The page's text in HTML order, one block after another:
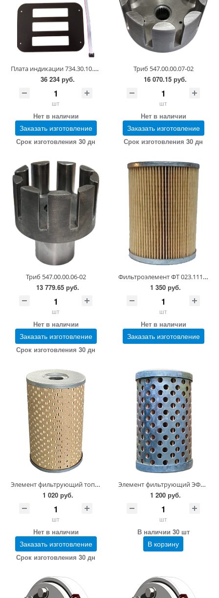
Плата индикации 734.30.10.00-04 (в сборе; в упаковке)
36 234 руб.
шт
Нет в наличии
Заказать изготовление
Срок изготовления 30 дн
Триб 547.00.00.07-02
16 070.15 руб.
шт
Нет в наличии
Заказать изготовление
Срок изготовления 30 дн
Триб 547.00.00.06-02
13 779.65 руб.
шт
Нет в наличии
Заказать изготовление
Срок изготовления 30 дн
Фильтроэлемент ФТ 023.1117040
1 350 руб.
шт
Нет в наличии
Заказать изготовление
Элемент фильтрующий топливный ЭТФ 5-1117040
1 020 руб.
шт
Нет в наличии
Заказать изготовление
Срок изготовления 30 дн
Элемент фильтрующий ЭФГ 002-000.00
1 200 руб.
шт
В наличии 30 шт
В корзину